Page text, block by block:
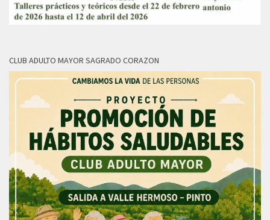
CLUB ADULTO MAYOR SAGRADO CORAZON